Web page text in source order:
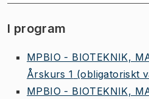
I program
MPBIO - BIOTEKNIK,
Årskurs 1 (obligatoriskt
MPBIO - BIOTEKNIK,